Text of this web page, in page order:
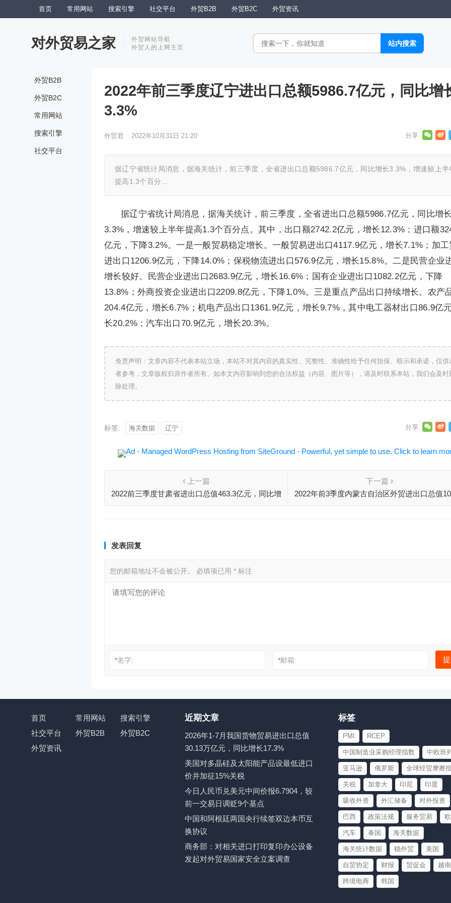
首页 常用网站 搜索引擎 社交平台 外贸B2B 外贸B2C 外贸资讯
对外贸易之家
外贸网站导航
外贸人的上网主页
外贸B2B
外贸B2C
常用网站
搜索引擎
社交平台
2022年前三季度辽宁进出口总额5986.7亿元，同比增
3.3%
外贸君 2022年10月31日 21:20
据辽宁省统计局消息，据海关统计，前三季度，全省进出口总额5986.7亿元，同比增长3.3%，增速较上半
提高1.3个百分…
据辽宁省统计局消息，据海关统计，前三季度，全省进出口总额5986.7亿元，同比增
3.3%，增速较上半年提高1.3个百分点。其中，出口额2742.2亿元，增长12.3%；进口额
亿元，下降3.2%。一是一般贸易稳定增长。一般贸易进出口4117.9亿元，增长7.1%；加工
进出口1206.9亿元，下降14.0%；保税物流进出口576.9亿元，增长15.8%。二是民营企业
增长较好。民营企业进出口2683.9亿元，增长16.6%；国有企业进出口1082.2亿元，下降
13.8%；外商投资企业进出口2209.8亿元，下降1.0%。三是重点产品出口持续增长。农产
204.4亿元，增长6.7%；机电产品出口1361.9亿元，增长9.7%，其中电工器材出口86.9亿
长20.2%；汽车出口70.9亿元，增长20.3%。
免责声明：文章内容不代表本站立场，本站不对其内容的真实性、完整性、准确性给予任何担保、暗示和承诺，仅供
者参考，文章版权归原作者所有。如本文内容影响到您的合法权益（内容、图片等），请及时联系本站，我们会及时
除处理。
标签: 海关数据 辽宁
上一篇
2022前三季度甘肃省进出口总值463.3亿元，同比增
下一篇
2022年前3季度内蒙古自治区外贸进出口总值
发表回复
您的邮箱地址不会被公开。 必填项已用 * 标注
*名字: *邮箱:
首页 常用网站
搜索引擎
社交平台
外贸B2B
外贸B2C
外贸资讯
近期文章
2026年1-7月我国货物贸易进出口总值
30.13万亿元，同比增长17.3%
美国对多晶硅及太阳能产品设最低进口
价并加征15%关税
今日人民币兑美元中间价报6.7904，较
前一交易日调贬9个基点
中国和阿根廷两国央行续签双边本币互
换协议
商务部：对相关进口打印复印办公设备
发起对外贸易国家安全立案调查
标签
PMI RCEP
中国制造业采购经理指数 中欧班
亚马逊 俄罗斯 全球经贸摩擦
关税 加拿大 印尼 印度
吸收外资 外汇储备 对外投资
巴西 政策法规 服务贸易
汽车 泰国 海关数据
海关统计数据 稳外贸 美国
自贸协定 财报 贸促会 越南
跨境电商 韩国